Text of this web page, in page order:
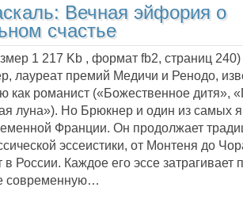
Вечная эйфория о
счастье
1 217 Kb , формат fb2, страниц 240
лауреат премий Медичи и Ренодо,
как романист («Божественное дитя»,
луна»). Но Брюкнер и один из самых
Франции. Он продолжает
эссеистики, от Монтеня до
в России. Каждое его эссе затрагивает
современную…